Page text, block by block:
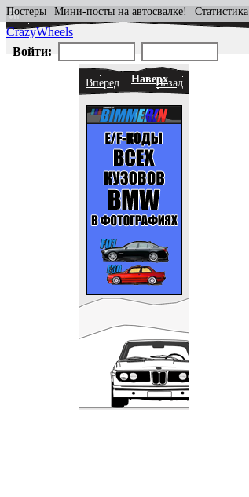
CrazyWheels
Постеры Мини-посты на автосвалке! Статистика
Войти:
Вперед НаверхНазад